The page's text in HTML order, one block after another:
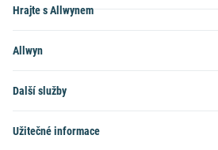
Hrajte s Allwynem
Allwyn
Další služby
Užitečné informace